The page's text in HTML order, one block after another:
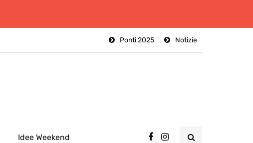
Notizie
Ponti 2025
Idee Weekend